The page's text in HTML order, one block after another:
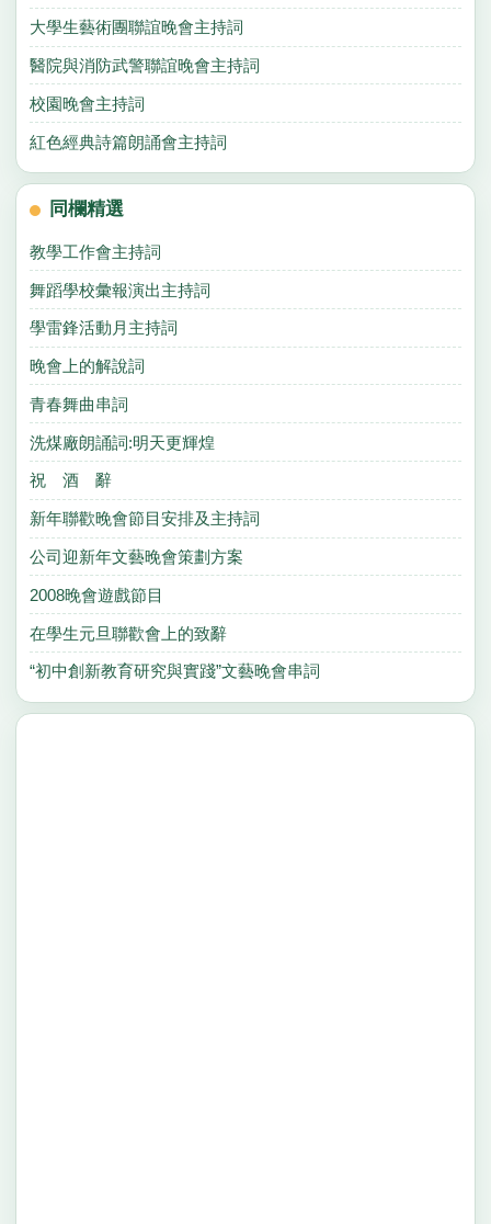
大學生藝術團聯誼晚會主持詞
醫院與消防武警聯誼晚會主持詞
校園晚會主持詞
紅色經典詩篇朗誦會主持詞
同欄精選
教學工作會主持詞
舞蹈學校彙報演出主持詞
學雷鋒活動月主持詞
晚會上的解說詞
青春舞曲串詞
洗煤廠朗誦詞:明天更輝煌
祝 酒 辭
新年聯歡晚會節目安排及主持詞
公司迎新年文藝晚會策劃方案
2008晚會遊戲節目
在學生元旦聯歡會上的致辭
“初中創新教育研究與實踐”文藝晚會串詞